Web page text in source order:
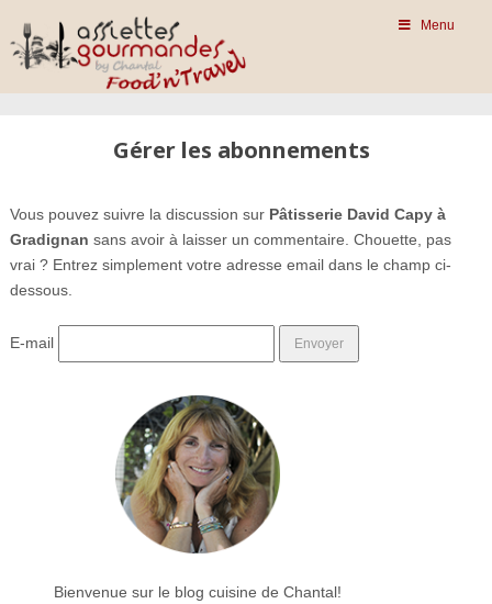
Menu
Gérer les abonnements
Vous pouvez suivre la discussion sur Pâtisserie David Capy à
Gradignan sans avoir à laisser un commentaire. Chouette, pas
vrai ? Entrez simplement votre adresse email dans le champ ci-
dessous.
E-mail
Bienvenue sur le blog cuisine de Chantal!